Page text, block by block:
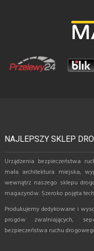
NAJLEPSZY SKLEP
Urządzenia bezpieczeństwa
mała architektura miejska,
wewnątrz naszego sklepu
magazynów. Szeroko pojęta
Produkujemy dedykowane i
progów zwalniających,
bezpieczeństwa ruchu